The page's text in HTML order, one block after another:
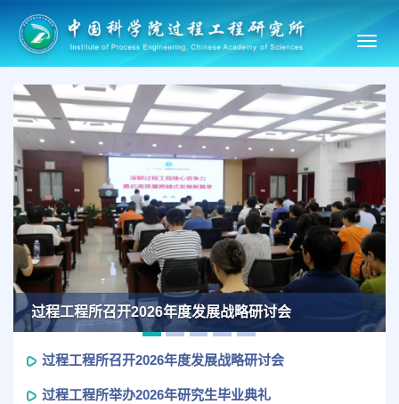
过程工程所召开2026年度发展战略研讨会
Previous
过程工程所召开2026年度发展战略研讨会
过程工程所举办2026年研究生毕业典礼